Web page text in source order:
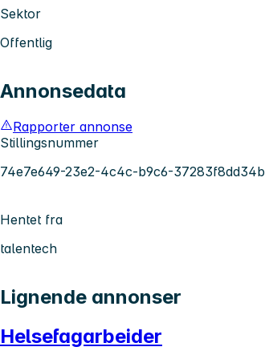
Sektor
Offentlig
Annonsedata
Rapporter annonse
Stillingsnummer
74e7e649-23e2-4c4c-b9c6-37283f8dd34b
Hentet fra
talentech
Lignende annonser
Helsefagarbeider